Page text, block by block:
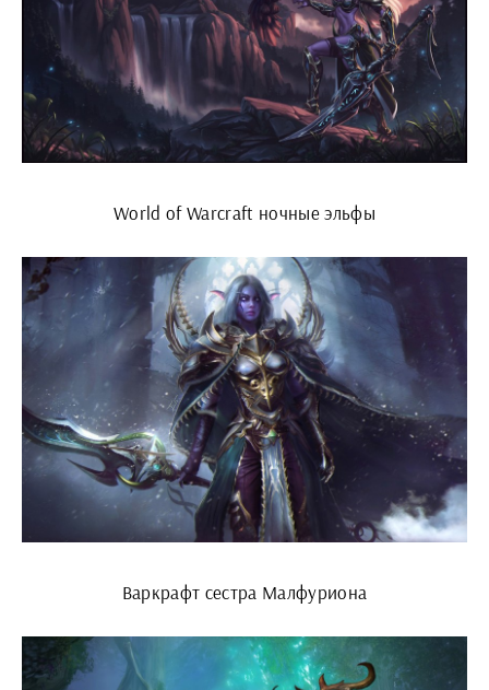
World of Warcraft ночные эльфы
Варкрафт сестра Малфуриона